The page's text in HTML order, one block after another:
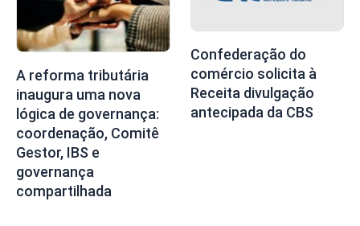
A reforma tributária
inaugura uma nova
lógica de governança:
coordenação, Comitê
Gestor, IBS e
governança
compartilhada
Confederação do
comércio solicita à
Receita divulgação
antecipada da CBS